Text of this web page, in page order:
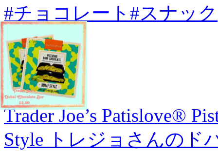
#チョコレート #スナック
Trader Joe’s Patislove®
Style トレジョさんのド